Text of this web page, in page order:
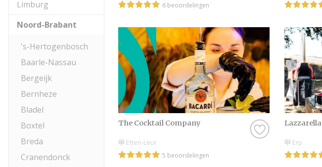
Limburg
Noord-Brabant
's-Hertogenbosch
Baarle-Nassau
Bergeijk
Bernheze
Bladel
Boxtel
Breda
Cranendonck
6 beoordelingen
The Cocktail Company
Etten-Leur
5 beoordelingen
Lazzarella
Erp